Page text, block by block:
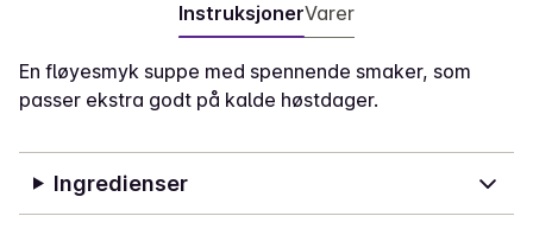
InstruksjonerVarer
En fløyesmyk suppe med spennende smaker, som
passer ekstra godt på kalde høstdager.
Ingredienser